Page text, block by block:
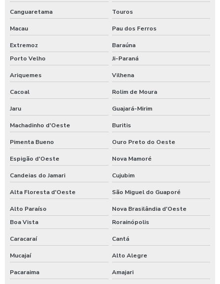
Canguaretama Touros
Macau Pau dos Ferros
Extremoz
Baraúna
Porto Velho
Ji-Paraná
Ariquemes Vilhena
Cacoal Rolim de Moura
Jaru Guajará-Mirim
Machadinho d'Oeste Buritis
Pimenta Bueno Ouro Preto do Oeste
Espigão d'Oeste Nova Mamoré
Candeias do Jamari Cujubim
Alta Floresta d'Oeste São Miguel do Guaporé
Alto Paraíso
Nova Brasilândia d'Oeste
Boa Vista
Rorainópolis
Caracaraí Cantá
Mucajaí Alto Alegre
Pacaraima Amajari